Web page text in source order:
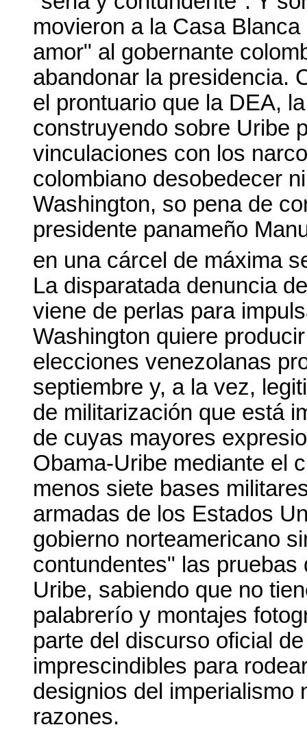
movieron a la Casa
amor" al gobernante
abandonar la presidencia.
el prontuario que la DEA,
construyendo sobre Uribe
vinculaciones con los
colombiano desobedecer
Washington, so pena de
presidente panameño
en una cárcel de máxima
La disparatada denuncia
viene de perlas para
Washington quiere
elecciones venezolanas
septiembre y, a la vez,
de militarización que está
de cuyas mayores
Obama-Uribe mediante el
menos siete bases
armadas de los Estados
gobierno norteamericano
contundentes" las
Uribe, sabiendo que no
palabrerío y montajes
parte del discurso oficial
imprescindibles para
designios del imperialismo
razones.